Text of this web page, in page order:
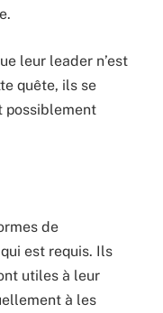
leur leader n’est
quête, ils se
possiblement
de
est requis. Ils
utiles à leur
à les